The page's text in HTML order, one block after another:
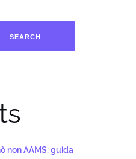
SEARCH
non AAMS: guida